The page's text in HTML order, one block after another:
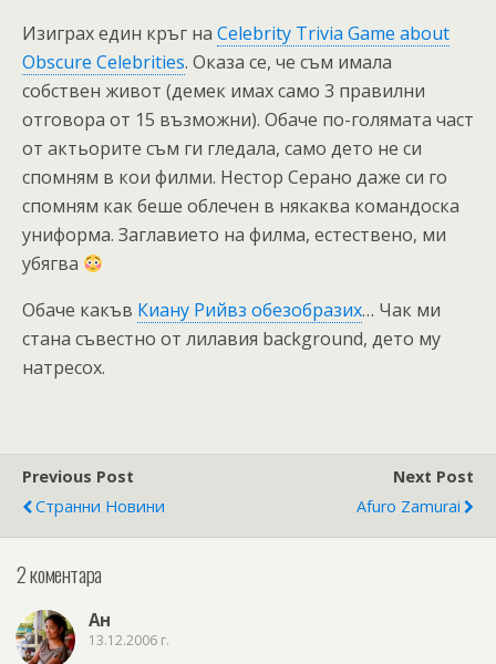
Изиграх един кръг на Celebrity Trivia Game about
Obscure Celebrities. Оказа се, че съм имала
собствен живот (демек имах само 3 правилни
отговора от 15 възможни). Обаче по-голямата част
от актьорите съм ги гледала, само дето не си
спомням в кои филми. Нестор Серано даже си го
спомням как беше облечен в някаква командоска
униформа. Заглавието на филма, естествено, ми
убягва
Обаче какъв Киану Рийвз обезобразих… Чак ми
стана съвестно от лилавия background, дето му
натресох.
Previous Post
Странни Новини
Next Post
Afuro Zamurai
2 коментара
Ан
13.12.2006 г.